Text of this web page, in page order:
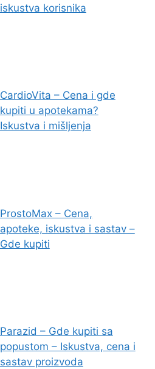
iskustva korisnika
CardioVita – Cena i gde
kupiti u apotekama?
Iskustva i mišljenja
ProstoMax – Cena,
apoteke, iskustva i sastav –
Gde kupiti
Parazid – Gde kupiti sa
popustom – Iskustva, cena i
sastav proizvoda